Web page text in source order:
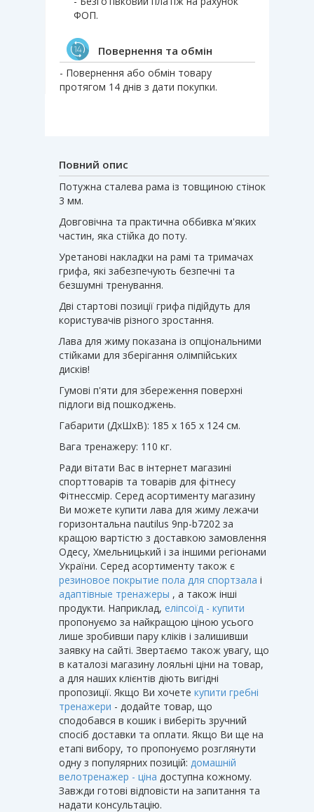
ФОП.
Повернення та обмін
- Повернення або обмін товару
протягом 14 днів з дати покупки.
Повний опис
Потужна сталева рама із товщиною стінок
3 мм.
Довговічна та практична оббивка м'яких
частин, яка стійка до поту.
Уретанові накладки на рамі та тримачах
грифа, які забезпечують безпечні та
безшумні тренування.
Дві стартові позиції грифа підійдуть для
користувачів різного зростання.
Лава для жиму показана із опціональними
стійками для зберігання олімпійських
дисків!
Гумові п'яти для збереження поверхні
підлоги від пошкоджень.
Габарити (ДхШхВ): 185 х 165 х 124 см.
Вага тренажеру: 110 кг.
Ради вітати Вас в інтернет магазині
спорттоварів та товарів для фітнесу
Фітнессмір. Серед асортименту магазину
Ви можете купити лава для жиму лежачи
горизонтальна nautilus 9np-b7202 за
кращою вартістю з доставкою замовлення
Одесу, Хмельницький і за іншими регіонами
України. Серед асортименту також є
резиновое покрытие пола для спортзала і
адаптівные тренажеры , а також інші
продукти. Наприклад, еліпсоїд - купити
пропонуємо за найкращою ціною усього
лише зробивши пару кліків і залишивши
заявку на сайті. Звертаємо також увагу, що
в каталозі магазину лояльні ціни на товар,
а для наших клієнтів діють вигідні
пропозиції. Якщо Ви хочете купити гребні
тренажери - додайте товар, що
сподобався в кошик і виберіть зручний
спосіб доставки та оплати. Якщо Ви ще на
етапі вибору, то пропонуємо розглянути
одну з популярних позицій: домашній
велотренажер - ціна доступна кожному.
Завжди готові відповісти на запитання та
надати консультацію.